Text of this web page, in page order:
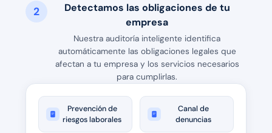
2
Detectamos las obligaciones de tu
empresa
Nuestra auditoría inteligente identifica
automáticamente las obligaciones legales que
afectan a tu empresa y los servicios necesarios
para cumplirlas.
Prevención de
riesgos laborales
Canal de
denuncias